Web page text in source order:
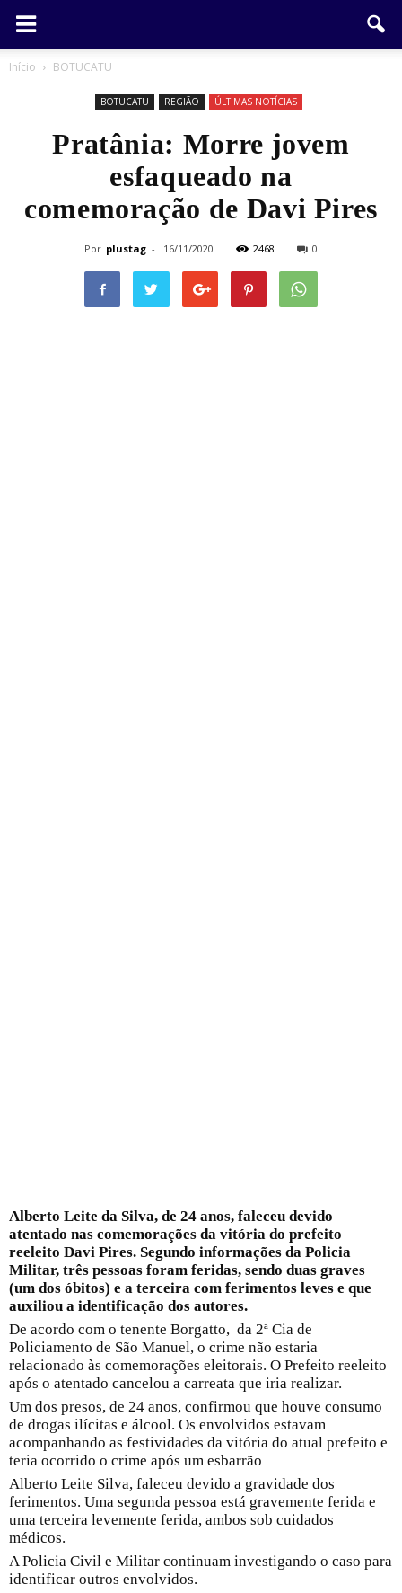
Início BOTUCATU
BOTUCATU REGIÃO ÚLTIMAS NOTÍCIAS
Pratânia: Morre jovem
esfaqueado na
comemoração de Davi Pires
Por plustag - 16/11/2020 2468 0
Alberto Leite da Silva, de 24 anos, faleceu devido
atentado nas comemorações da vitória do prefeito
reeleito Davi Pires. Segundo informações da Policia
Militar, três pessoas foram feridas, sendo duas graves
(um dos óbitos) e a terceira com ferimentos leves e que
auxiliou a identificação dos autores.
De acordo com o tenente Borgatto, da 2ª Cia de
Policiamento de São Manuel, o crime não estaria
relacionado às comemorações eleitorais. O Prefeito reeleito
após o atentado cancelou a carreata que iria realizar.
Um dos presos, de 24 anos, confirmou que houve consumo
de drogas ilícitas e álcool. Os envolvidos estavam
acompanhando as festividades da vitória do atual prefeito e
teria ocorrido o crime após um esbarrão
Alberto Leite Silva, faleceu devido a gravidade dos
ferimentos. Uma segunda pessoa está gravemente ferida e
uma terceira levemente ferida, ambos sob cuidados
médicos.
A Policia Civil e Militar continuam investigando o caso para
identificar outros envolvidos.